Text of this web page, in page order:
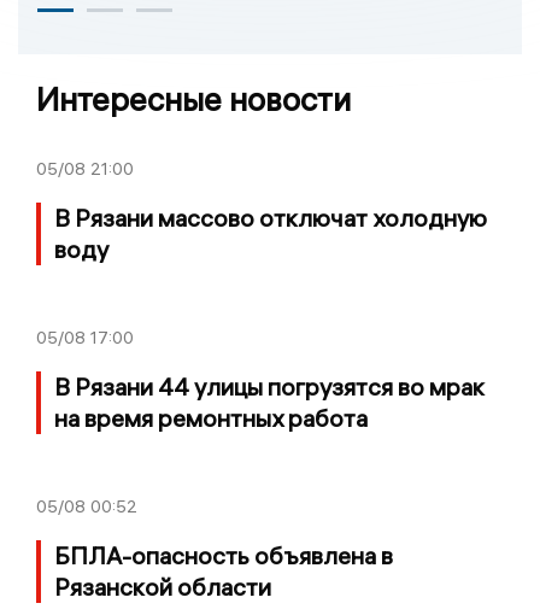
Интересные новости
05/08 21:00
В Рязани массово отключат холодную
воду
05/08 17:00
В Рязани 44 улицы погрузятся во мрак
на время ремонтных работа
05/08 00:52
БПЛА-опасность объявлена в
Рязанской области